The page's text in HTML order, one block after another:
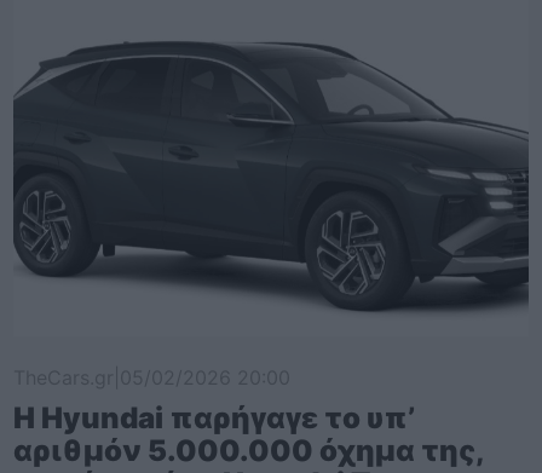
Η Hyundai παρήγαγε το υπ’
αριθμόν 5.000.000 όχημα της,